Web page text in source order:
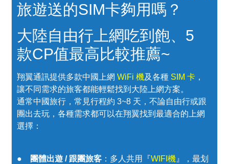
旅遊送的SIM卡夠用嗎？
大陸自由行上網吃到飽、5
款CP值最高比較推薦~
翔翼通訊提供多款中國上網 WiFi 機及各種 SIM 卡 ，
讓不同需求的旅客都能輕鬆找到大陸上網方案。
通常中國旅行，常見行程約 3~8 天，不論自由行或跟
團出去玩，各種需求都可以在翔翼找到最適合的上網
選擇：
● 團體出遊 / 跟團旅客 ：多人共用『WIFI機 』，最划